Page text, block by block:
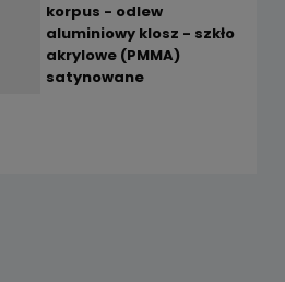
korpus - odlew
aluminiowy klosz - szkło
akrylowe (PMMA)
satynowane